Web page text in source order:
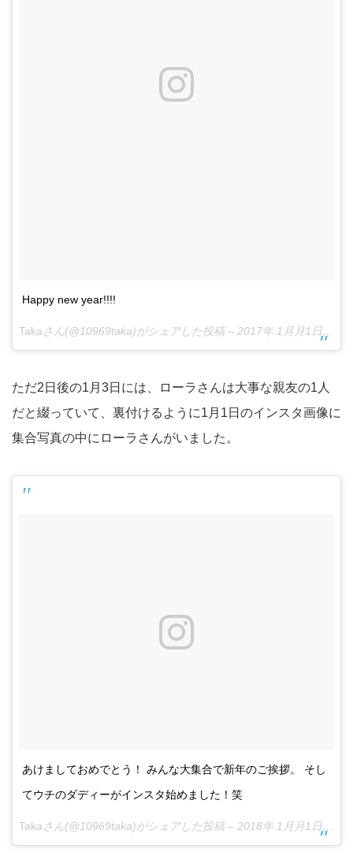
Happy new year!!!!
Takaさん(@10969taka)がシェアした投稿 – 2017年 1月月1日午前12時47分PST
ただ2日後の1月3日には、ローラさんは大事な親友の1人
だと綴っていて、裏付けるように1月1日のインスタ画像に
集合写真の中にローラさんがいました。
あけましておめでとう！ みんな大集合で新年のご挨拶。 そし
てウチのダディーがインスタ始めました！笑
Takaさん(@10969taka)がシェアした投稿 – 2018年 1月月1日午前2時19分PST